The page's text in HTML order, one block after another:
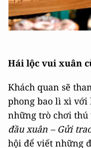
Hái lộc vui xuân
Khách quan sẽ
phong bao lì xì với
những trò chơi
đầu xuân – Gửi
hội để viết những